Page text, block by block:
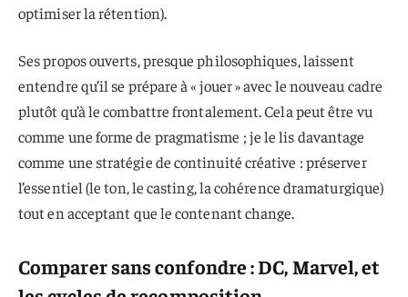
optimiser la rétention).
Ses propos ouverts, presque philosophiques, laissent
entendre qu’il se prépare à « jouer » avec le nouveau cadre
plutôt qu’à le combattre frontalement. Cela peut être vu
comme une forme de pragmatisme ; je le lis davantage
comme une stratégie de continuité créative : préserver
l’essentiel (le ton, le casting, la cohérence dramaturgique)
tout en acceptant que le contenant change.
Comparer sans confondre : DC, Marvel, et